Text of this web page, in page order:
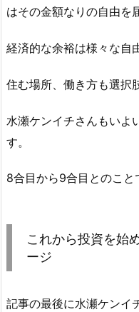
はその金額なりの自由を
経済的な余裕は様々な自
住む場所、働き方も選択
水瀬ケンイチさんもいよ
す。
8合目から9合目とのこと
これから投資を始
ージ
記事の最後に水瀬ケンイ